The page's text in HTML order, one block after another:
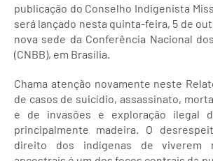
publicação do Conselho Indigenista
será lançado nesta quinta-feira, 5 de
nova sede da Conferência Nacional
(CNBB), em Brasília.
Chama atenção novamente neste
de casos de suicídio, assassinato,
e de invasões e exploração ilegal
principalmente madeira. O
direito dos indígenas de viverem